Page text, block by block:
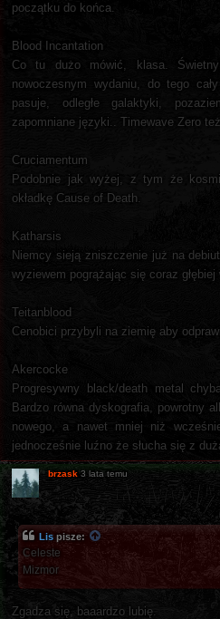
początku do końca.
Blood Incantation
Co tu dużo mówić, klasa.
nowoczesnym wydaniu, do tego
pasuje, odległe galaktyki,
zapomniane języki.. Timewave Zero
Cruciamentum
Podobnie jak wyżej, z tym że
okładkę Cause of Death.
Katharsis
Niemcy sieją zniszczenie już na
wyziewem pogrążając się coraz głębiej
Teitanblood
Cenobici przybyli na ziemię aby
Akercocke
Progresywny black/death metal
Bardzo równa dyskografia, powrotny
nowego, a nawet mniej niż
jednocześnie luźno że słucha się z
brzask 3 lata temu
Lis pisze:
Celeste
Mizmor
Zgadza się, baaardzo lubię.